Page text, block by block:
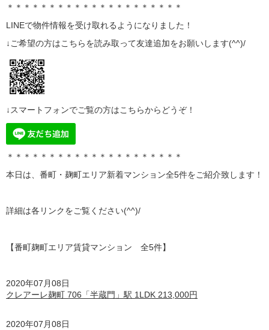
＊＊＊＊＊＊＊＊＊＊＊＊＊＊＊＊＊＊＊＊＊
LINEで物件情報を受け取れるようになりました！
↓ご希望の方はこちらを読み取って友達追加をお願いします(^^)/
↓スマートフォンでご覧の方はこちらからどうぞ！
＊＊＊＊＊＊＊＊＊＊＊＊＊＊＊＊＊＊＊＊＊
本日は、番町・麹町エリア新着マンション全5件をご紹介致します！
詳細は各リンクをご覧ください(^^)/
【番町麹町エリア賃貸マンション 全5件】
2020年07月08日
クレアーレ麹町 706「半蔵門」駅 1LDK 213,000円
2020年07月08日